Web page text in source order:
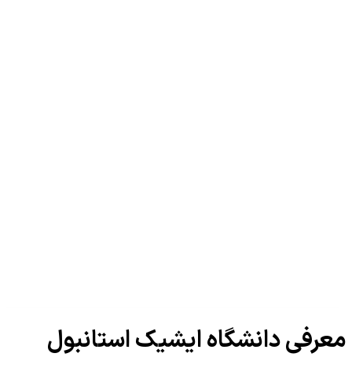
معرفی دانشگاه ایشیک استانبول